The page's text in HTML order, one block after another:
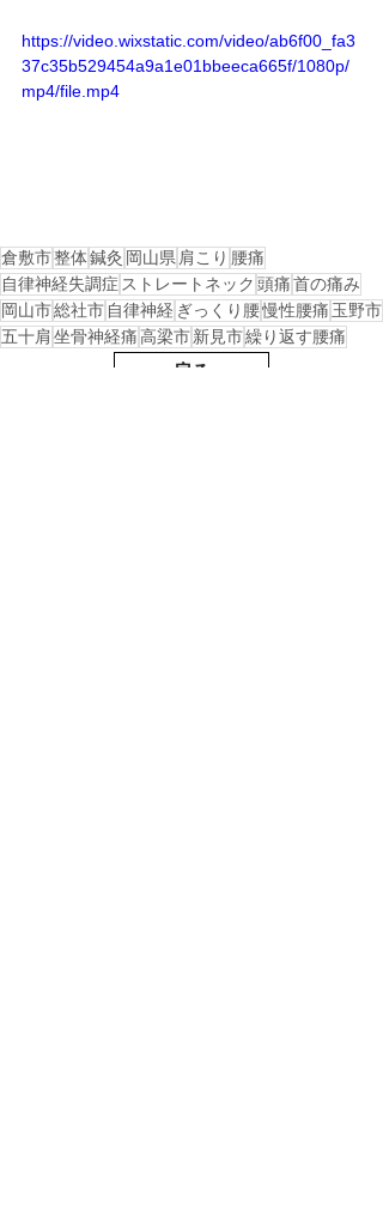
https://video.wixstatic.com/video/ab6f00_fa3
37c35b529454a9a1e01bbeeca665f/1080p/
mp4/file.mp4
倉敷市整体鍼灸 岡山県 肩こり 腰痛
自律神経失調症 ストレートネック 頭痛首の痛み
岡山市総社市 自律神経 ぎっくり腰慢性腰痛 玉野市
五十肩坐骨神経痛高梁市新見市繰り返す腰痛
戻る